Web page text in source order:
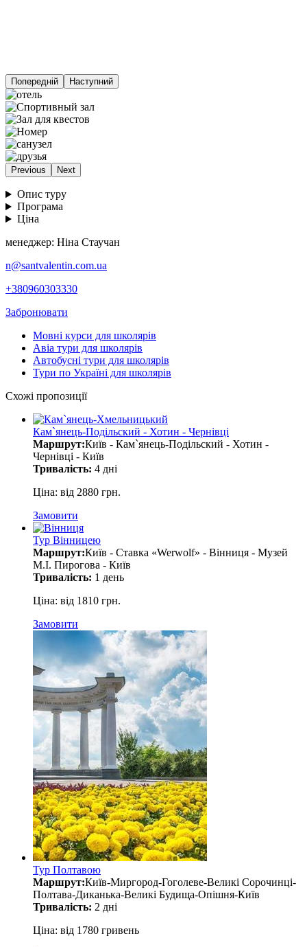
Попередній Наступний
Previous Next
Опис туру
Програма
Ціна
менеджер: Ніна Стаучан
n@santvalentin.com.ua
+380960303330
Забронювати
Мовні курси для школярів
Авіа тури для школярів
Автобусні тури для школярів
Тури по Україні для школярів
Схожі пропозиції
Кам`янець-Подільский - Хотин - Чернівці
Маршрут:Київ - Кам`янець-Подільский - Хотин -
Чернівці - Київ
Тривалість: 4 дні
Ціна: від 2880 грн.
Замовити
Тур Вінницею
Маршрут:Київ - Ставка «Werwolf» - Вінниця - Музей
М.І. Пирогова - Київ
Тривалість: 1 день
Ціна: від 1810 грн.
Замовити
Тур Полтавою
Маршрут:Київ-Миргород-Гоголеве-Великі Сорочинці-
Полтава-Диканька-Великі Будища-Опішня-Київ
Тривалість: 2 дні
Ціна: від 1780 гривень